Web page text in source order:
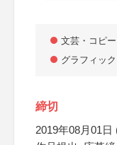
文芸・コピ
グラフィッ
締切
2019年08月01日